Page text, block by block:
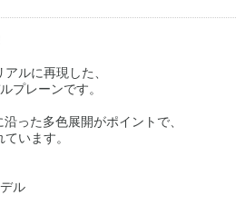
ルに再現した、
プレーンです。
った多色展開がポイントで、
います。
ル